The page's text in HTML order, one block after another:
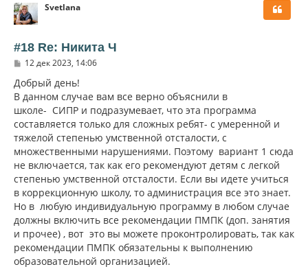
у
у
Svetlana
#18 Re: Никита Ч
С
о
щ
е
н
и
е
12 дек 2023, 14:06
Добрый день!
В данном случае вам все верно объяснили в
школе- СИПР и подразумевает, что эта программа
составляется только для сложных ребят- с умеренной и
тяжелой степенью умственной отсталости, с
множественными нарушениями. Поэтому вариант 1 сюда
не включается, так как его рекомендуют детям с легкой
степенью умственной отсталости. Если вы идете учиться
в коррекционную школу, то администрация все это знает.
Но в любую индивидуальную программу в любом случае
должны включить все рекомендации ПМПК (доп. занятия
и прочее) , вот это вы можете проконтролировать, так как
рекомендации ПМПК обязательны к выполнению
образовательной организацией.